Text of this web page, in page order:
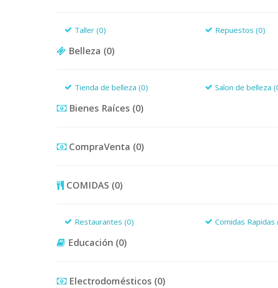
Taller (0) Repuestos (0)
Belleza (0)
Tienda de belleza (0) Salon de belleza
Bienes Raíces (0)
CompraVenta (0)
COMIDAS (0)
Restaurantes (0) Comidas Rapidas
Educación (0)
Electrodomésticos (0)